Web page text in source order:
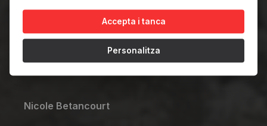
de la malaltia fins a la curació i des de la
desesperança climàtica fins al sentiment
de pertinença a la Terra. A mesura que la
crisi climàtica s’agreuja, una malaltia ...
Nicole Betancourt
Accepta i tanca
Personalitza